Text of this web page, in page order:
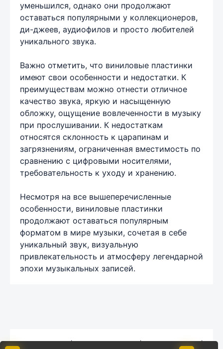
уменьшился, однако они продолжают
оставаться популярными у коллекционеров,
ди-джеев, аудиофилов и просто любителей
уникального звука.
Важно отметить, что виниловые пластинки
имеют свои особенности и недостатки. К
преимуществам можно отнести отличное
качество звука, яркую и насыщенную
обложку, ощущение вовлеченности в музыку
при прослушивании. К недостаткам
относятся склонность к царапинам и
загрязнениям, ограниченная вместимость по
сравнению с цифровыми носителями,
требовательность к уходу и хранению.
Несмотря на все вышеперечисленные
особенности, виниловые пластинки
продолжают оставаться популярным
форматом в мире музыки, сочетая в себе
уникальный звук, визуальную
привлекательность и атмосферу легендарной
эпохи музыкальных записей.
Комментарии